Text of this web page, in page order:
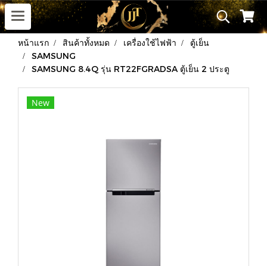
หน้าแรก สินค้าทั้งหมด เครื่องใช้ไฟฟ้า
ตู้เย็น
SAMSUNG
SAMSUNG 8.4Q รุ่น RT22FGRADSA ตู้เย็น 2 ประตู
New